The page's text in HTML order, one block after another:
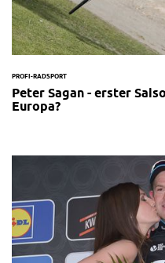
PROFI-RADSPORT
Peter Sagan - erster
Europa?